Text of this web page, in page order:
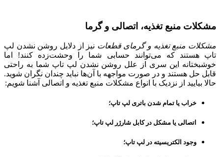
مشکلات منبع تغذیه، اتصالی و گرما
مشکلات منبع تغذیه و گرمای قطعات نیز از دلایل روشن نشدن لپ
تاپ هستند که می‌توانند حسابی شما را وحشت‌زده کنند! اما
خوشبختانه این سری از علل روشن نشدن لپ تاپ شما به راحتی
قابل حل هستند و در صورت مواجهه با آن‌ها نباید چندان نگران شوید.
حالا بیایید از نزدیک با انواع مشکلات منبع تغذیه و اتصالی آشنا شویم:
خراب یا تمام شدن باتری لپ تاپ؛
اتصالی یا مشکل در کابل شارژر لپ تاپ؛
وجود الکتریسیته در لپ تاپ؛